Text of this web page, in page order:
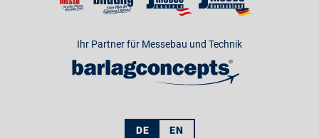
Ihr Partner für Messebau und Technik
DE EN